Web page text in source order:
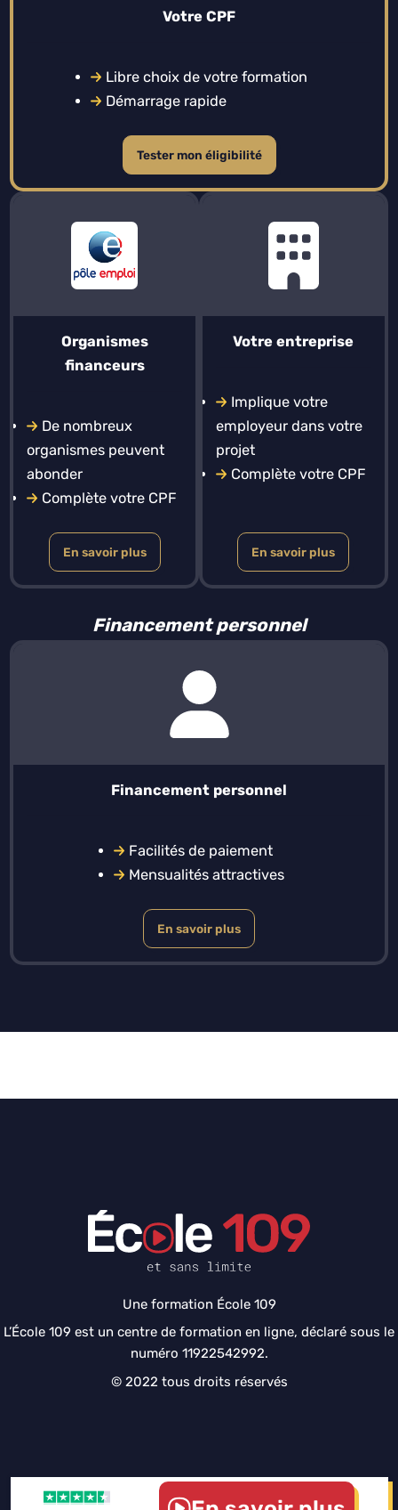
Votre CPF
Libre choix de votre formation
Démarrage rapide
Tester mon éligibilité
Organismes
financeurs
De nombreux
organismes peuvent
abonder
Complète votre CPF
En savoir plus
Votre entreprise
Implique votre
employeur dans votre
projet
Complète votre CPF
En savoir plus
Financement personnel
Financement personnel
Facilités de paiement
Mensualités attractives
En savoir plus
Une formation École 109
L’École 109 est un centre de formation en ligne, déclaré sous le
numéro 11922542992.
© 2022 tous droits réservés